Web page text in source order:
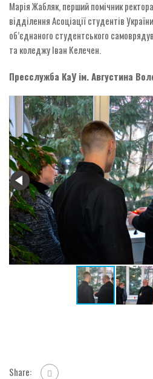
Марія Жабляк, перший помічник
відділення Асоціації студентів
об’єднаного студентського
та коледжу Іван Келечен.
Пресслужба КаУ ім. Августина
Share: